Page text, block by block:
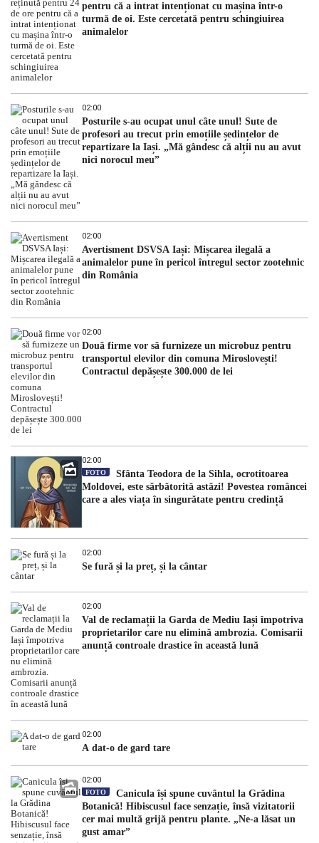
pentru că a intrat intenționat cu mașina într-o
turmă de oi. Este cercetată pentru schingiuirea
animalelor
02:00
Posturile s-au ocupat unul câte unul! Sute de
profesori au trecut prin emoțiile ședințelor de
repartizare la Iași. „Mă gândesc că alții nu au avut
nici norocul meu”
02:00
Avertisment DSVSA Iași: Mișcarea ilegală a
animalelor pune în pericol întregul sector zootehnic
din România
02:00
Două firme vor să furnizeze un microbuz pentru
transportul elevilor din comuna Miroslovești!
Contractul depășește 300.000 de lei
02:00
FOTO
Sfânta Teodora de la Sihla, ocrotitoarea
Moldovei, este sărbătorită astăzi! Povestea româncei
care a ales viața în singurătate pentru credință
02:00
Se fură și la preț, și la cântar
02:00
Val de reclamații la Garda de Mediu Iași împotriva
proprietarilor care nu elimină ambrozia. Comisarii
anunță controale drastice în această lună
02:00
A dat-o de gard tare
02:00
FOTO
Canicula își spune cuvântul la Grădina
Botanică! Hibiscusul face senzație, însă vizitatorii
cer mai multă grijă pentru plante. „Ne-a lăsat un
gust amar”